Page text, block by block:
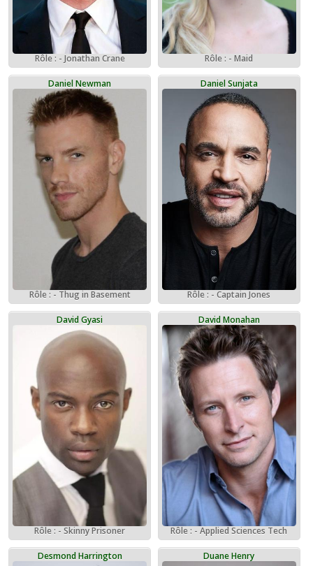
Rôle : - Jonathan Crane Rôle : - Maid
Daniel Newman
Rôle : - Thug in Basement
Daniel Sunjata
Rôle : - Captain Jones
David Gyasi
Rôle : - Skinny Prisoner
David Monahan
Rôle : - Applied Sciences Tech
Desmond Harrington Duane Henry